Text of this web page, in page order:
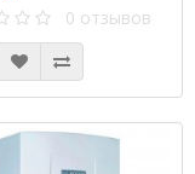
0 отзывов